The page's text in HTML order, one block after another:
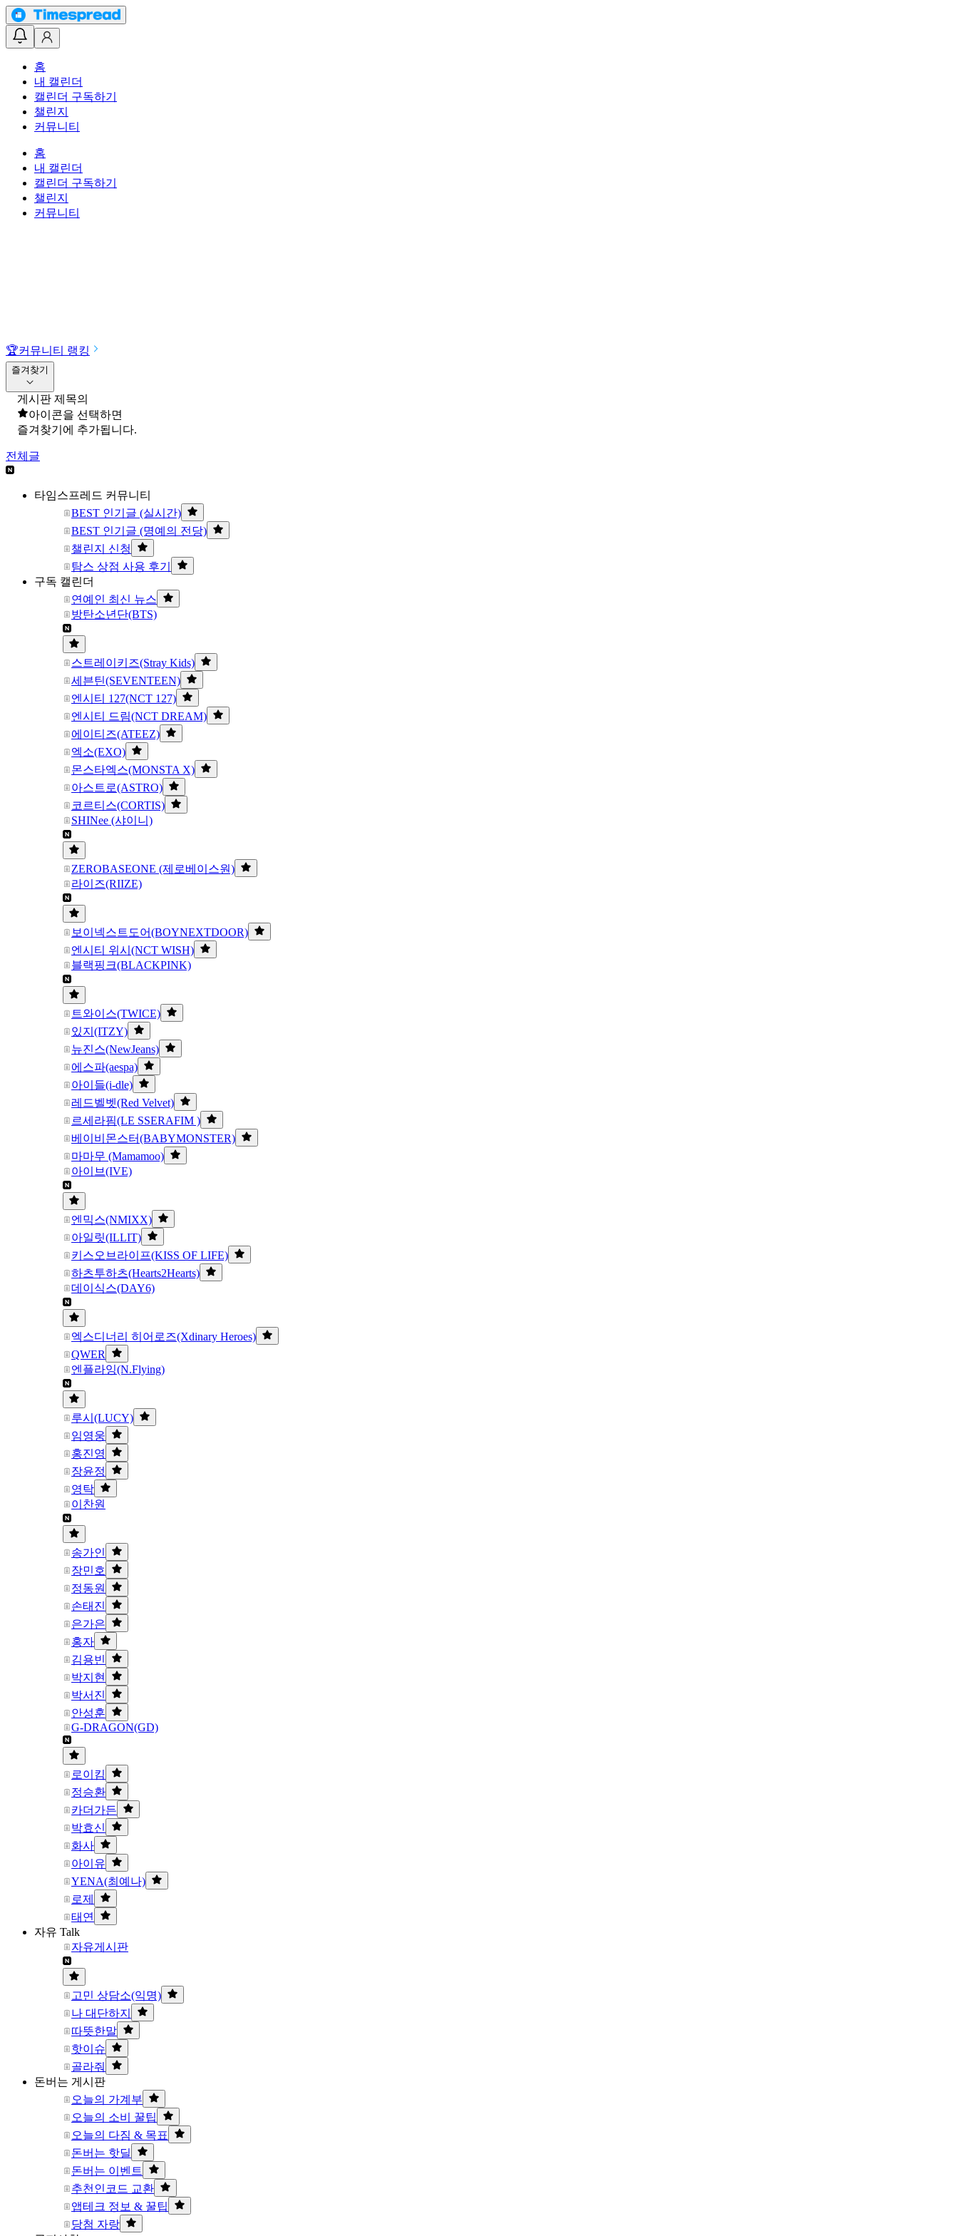
홈
내 캘린더
캘린더 구독하기
챌린지
커뮤니티
홈
내 캘린더
캘린더 구독하기
챌린지
커뮤니티
🏆커뮤니티 랭킹
즐겨찾기
게시판 제목의
아이콘을 선택하면
즐겨찾기에 추가됩니다.
전체글
타임스프레드 커뮤니티
BEST 인기글 (실시간)
BEST 인기글 (명예의 전당)
챌린지 신청
탐스 상점 사용 후기
구독 캘린더
연예인 최신 뉴스
방탄소년단(BTS)
스트레이키즈(Stray Kids)
세븐틴(SEVENTEEN)
엔시티 127(NCT 127)
엔시티 드림(NCT DREAM)
에이티즈(ATEEZ)
엑소(EXO)
몬스타엑스(MONSTA X)
아스트로(ASTRO)
코르티스(CORTIS)
SHINee (샤이니)
ZEROBASEONE (제로베이스원)
라이즈(RIIZE)
보이넥스트도어(BOYNEXTDOOR)
엔시티 위시(NCT WISH)
블랙핑크(BLACKPINK)
트와이스(TWICE)
있지(ITZY)
뉴진스(NewJeans)
에스파(aespa)
아이들(i-dle)
레드벨벳(Red Velvet)
르세라핌(LE SSERAFIM )
베이비몬스터(BABYMONSTER)
마마무 (Mamamoo)
아이브(IVE)
엔믹스(NMIXX)
아일릿(ILLIT)
키스오브라이프(KISS OF LIFE)
하츠투하츠(Hearts2Hearts)
데이식스(DAY6)
엑스디너리 히어로즈(Xdinary Heroes)
QWER
엔플라잉(N.Flying)
루시(LUCY)
임영웅
홍진영
장윤정
영탁
이찬원
송가인
장민호
정동원
손태진
은가은
홍자
김용빈
박지현
박서진
안성훈
G-DRAGON(GD)
로이킴
정승환
카더가든
박효신
화사
아이유
YENA(최예나)
로제
태연
자유 Talk
자유게시판
고민 상담소(익명)
나 대단하지
따뜻한말
핫이슈
골라줘
돈버는 게시판
오늘의 가계부
오늘의 소비 꿀팁
오늘의 다짐 & 목표
돈버는 핫딜
돈버는 이벤트
추천인코드 교환
앱테크 정보 & 꿀팁
당첨 자랑